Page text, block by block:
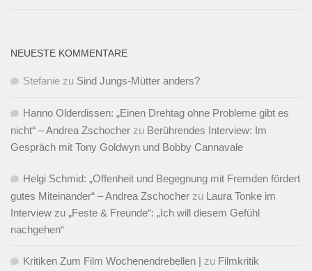
NEUESTE KOMMENTARE
Stefanie zu Sind Jungs-Mütter anders?
Hanno Olderdissen: „Einen Drehtag ohne Probleme gibt es
nicht“ – Andrea Zschocher zu Berührendes Interview: Im
Gespräch mit Tony Goldwyn und Bobby Cannavale
Helgi Schmid: „Offenheit und Begegnung mit Fremden fördert
gutes Miteinander“ – Andrea Zschocher zu Laura Tonke im
Interview zu „Feste & Freunde“: „Ich will diesem Gefühl
nachgehen“
Kritiken Zum Film Wochenendrebellen | zu Filmkritik